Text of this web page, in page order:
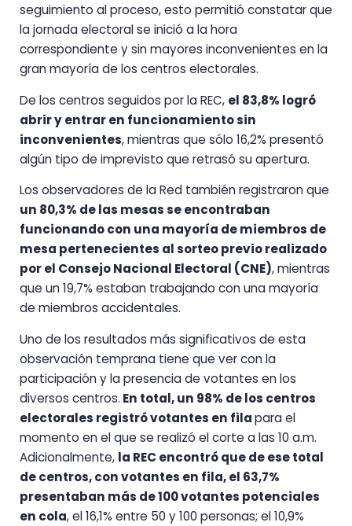
seguimiento al proceso, esto permitió constatar que
la jornada electoral se inició a la hora
correspondiente y sin mayores inconvenientes en la
gran mayoría de los centros electorales.
De los centros seguidos por la REC, el 83,8% logró
abrir y entrar en funcionamiento sin
inconvenientes, mientras que sólo 16,2% presentó
algún tipo de imprevisto que retrasó su apertura.
Los observadores de la Red también registraron que
un 80,3% de las mesas se encontraban
funcionando con una mayoría de miembros de
mesa pertenecientes al sorteo previo realizado
por el Consejo Nacional Electoral (CNE), mientras
que un 19,7% estaban trabajando con una mayoría
de miembros accidentales.
Uno de los resultados más significativos de esta
observación temprana tiene que ver con la
participación y la presencia de votantes en los
diversos centros. En total, un 98% de los centros
electorales registró votantes en filapara el
momento en el que se realizó el corte a las 10 a.m.
Adicionalmente, la REC encontró que de ese total
de centros, con votantes en fila, el 63,7%
presentaban más de 100 votantes potenciales
en cola, el 16,1% entre 50 y 100 personas; el 10,9%